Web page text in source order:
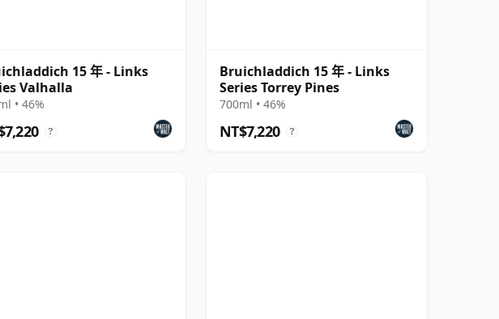
15 年 - Links
Valhalla
• 46%
?
Bruichladdich 15 年 - Links
Series Torrey Pines
700ml • 46%
NT$7,220 ?